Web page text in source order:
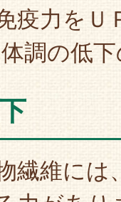
疫力をＵ
調の低
繊維には